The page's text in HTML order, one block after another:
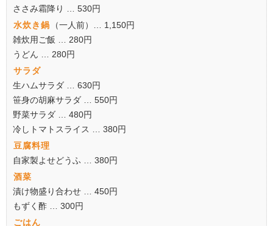
ささみ霜降り … 530円
水炊き鍋
（一人前）… 1,150円
雑炊用ご飯 … 280円
うどん … 280円
サラダ
生ハムサラダ … 630円
笹身の胡麻サラダ … 550円
野菜サラダ … 480円
冷しトマトスライス … 380円
豆腐料理
自家製よせどうふ … 380円
酒菜
漬け物盛り合わせ … 450円
もずく酢 … 300円
ごはん